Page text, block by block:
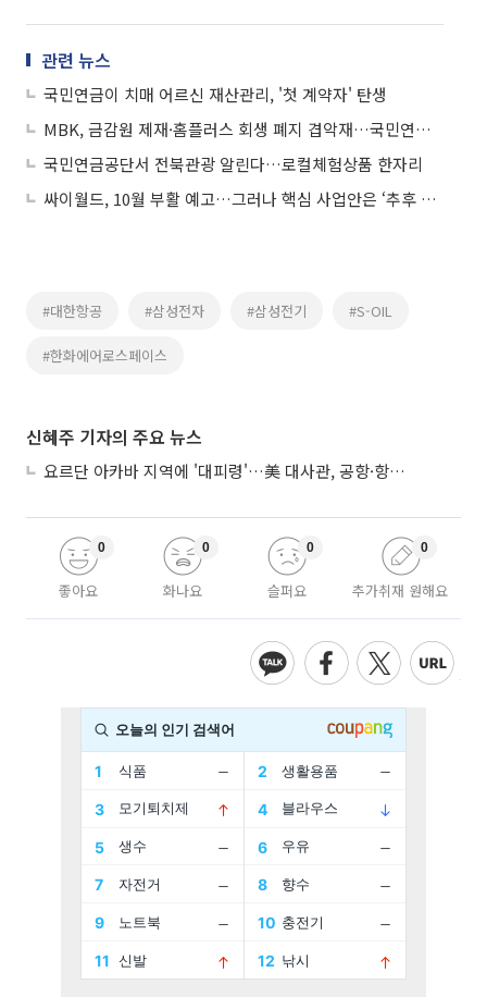
관련 뉴스
국민연금이 치매 어르신 재산관리, '첫 계약자' 탄생
MBK, 금감원 제재·홈플러스 회생 폐지 겹악재…국민연금 출자도 변수
국민연금공단서 전북관광 알린다…로컬체험상품 한자리
싸이월드, 10월 부활 예고…그러나 핵심 사업안은 ‘추후 공개’
#대한항공 #삼성전자 #삼성전기 #S-OIL
#한화에어로스페이스
신혜주 기자의 주요 뉴스
요르단 아카바 지역에 '대피령'…美 대사관, 공항·항구 접근 금지 권고
좋아요
0
화나요
0
슬퍼요
0
추가취재 원해요
0